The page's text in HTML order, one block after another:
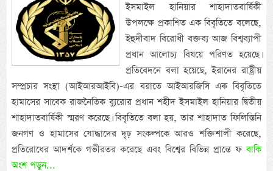
ইসমাইল হানিয়ার শাহাদাতবার্ষিকী
উপলক্ষে প্রকাশিত এক বিবৃতিতে বলেছে,
ইহুদীবাদ বিরোধী বক্তব্য আজ বিশ্বব্যাপী
প্রধান আলোচ্য বিষয়ে পরিণত হয়েছে।
প্রতিবেদনে বলা হয়েছে, ইরানের রাষ্ট্রীয়
সম্প্রচার সংস্থা (আইআরআইবি)-এর বরাতে আইআরজিসি এক বিবৃতিতে
হামাসের সাবেক রাজনৈতিক ব্যুরোর প্রধান শহীদ ইসমাইল হানিয়ার দ্বিতীয়
শাহাদাতবার্ষিকী স্মরণ করেছে। বিবৃতিতে বলা হয়, তার শাহাদাত ফিলিস্তিনি
জনগণ ও হামাসের যোদ্ধাদের দৃঢ় সংকল্পকে আরও শক্তিশালী করেছে,
প্রতিরোধের আদর্শকে গভীরতর করেছে এবং বিশ্বের বিভিন্ন প্রান্তে ফবাকি
অংশ পড়ুন...